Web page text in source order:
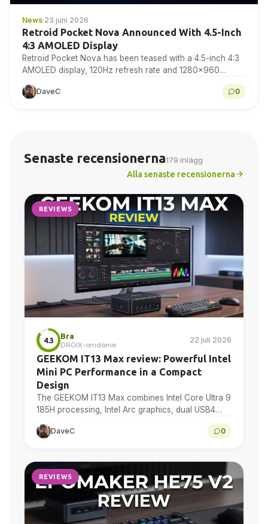
News·23 juni 2026
Retroid Pocket Nova Announced With 4.5-Inch
4:3 AMOLED Display
Retroid Pocket Nova has been teased with a 4.5-inch 4:3
AMOLED display, 120Hz refresh rate and 1280×960
DaveC 0
Senaste recensionerna179 inlägg
Alla senaste recensionerna
REVIEWS
4.3
Bra
DROIX-omdöme
22 juli 2026
GEEKOM IT13 Max review: Powerful Intel
Mini PC Performance in a Compact
Design
The GEEKOM IT13 Max combines Intel Core Ultra 9
185H processing, Intel Arc graphics, dual USB4
DaveC 0
REVIEWS